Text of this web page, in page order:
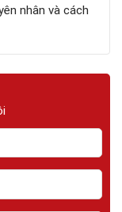
nhân và cách